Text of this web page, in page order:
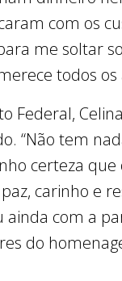
com os
me soltar
todos os
Federal,
“Não tem
certeza
carinho e
ainda com a
do